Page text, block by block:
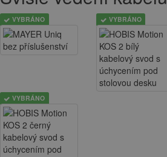
VYBRÁNO VYBRÁNO
VYBRÁNO